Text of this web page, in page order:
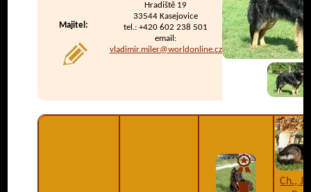
Majitel:
Hradiště 19
33544 Kasejovice
tel.: +420 602 238 501
email:
vladimir.miler@worldonline.cz
Ch.,